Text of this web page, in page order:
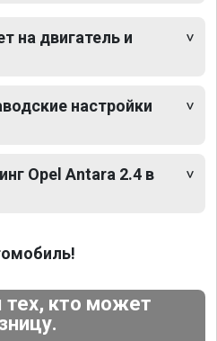
на двигатель и
настройки
Opel Antara 2.4 в
кто может